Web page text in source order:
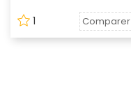
1 Comparer